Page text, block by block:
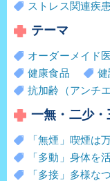
ストレス関連疾
テーマ
オーダーメイド
健康食品
健
抗加齢（アンチ
一無・二少・
「無煙」喫煙は
「多動」身体を
「多接」多様な